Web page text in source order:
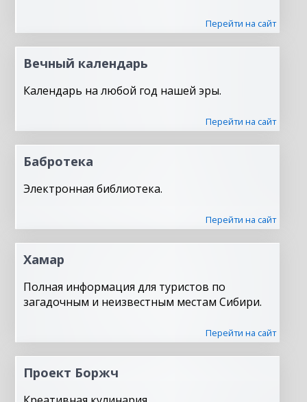
Перейти на сайт
Вечный календарь
Календарь на любой год нашей эры.
Перейти на сайт
Бабротека
Электронная библиотека.
Перейти на сайт
Хамар
Полная информация для туристов по
загадочным и неизвестным местам Сибири.
Перейти на сайт
Проект Боржч